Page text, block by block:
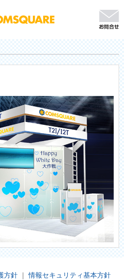
方針 ｜情報セキュリティ基本方針